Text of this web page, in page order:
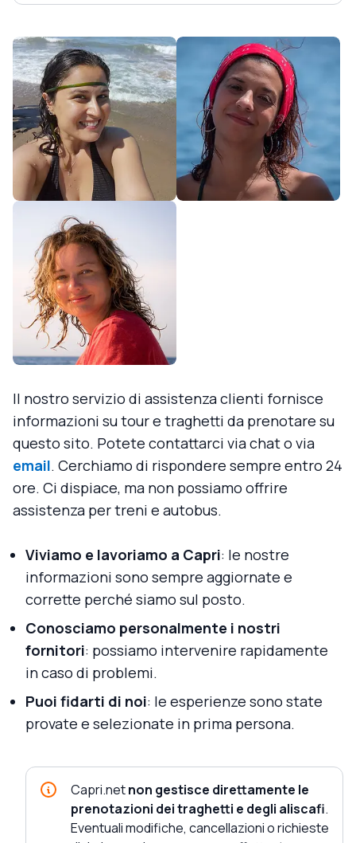
Il nostro servizio di assistenza clienti fornisce
informazioni su tour e traghetti da prenotare su
questo sito. Potete contattarci via chat o via
email. Cerchiamo di rispondere sempre entro 24
ore. Ci dispiace, ma non possiamo offrire
assistenza per treni e autobus.
Viviamo e lavoriamo a Capri: le nostre
informazioni sono sempre aggiornate e
corrette perché siamo sul posto.
Conosciamo personalmente i nostri
fornitori: possiamo intervenire rapidamente
in caso di problemi.
Puoi fidarti di noi: le esperienze sono state
provate e selezionate in prima persona.
Capri.netnon gestisce direttamente le
prenotazioni dei traghetti e degli aliscafi.
Eventuali modifiche, cancellazioni o richieste